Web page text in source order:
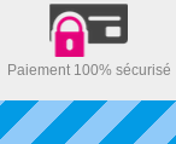
Paiement 100% sécurisé